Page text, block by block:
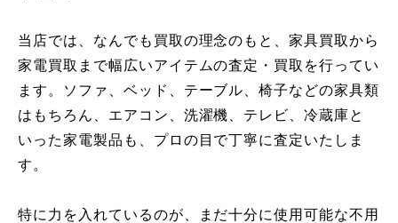
当店では、なんでも買取の理念のもと、家具買取から
家電買取まで幅広いアイテムの査定・買取を行ってい
ます。ソファ、ベッド、テーブル、椅子などの家具類
はもちろん、エアコン、洗濯機、テレビ、冷蔵庫と
いった家電製品も、プロの目で丁寧に査定いたしま
す。
特に力を入れているのが、まだ十分に使用可能な不用